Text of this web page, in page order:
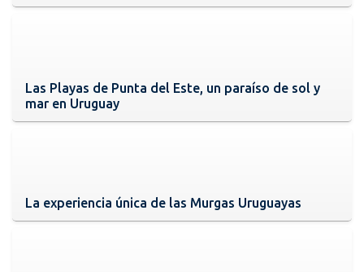
Las Playas de Punta del Este, un paraíso de sol y
mar en Uruguay
La experiencia única de las Murgas Uruguayas